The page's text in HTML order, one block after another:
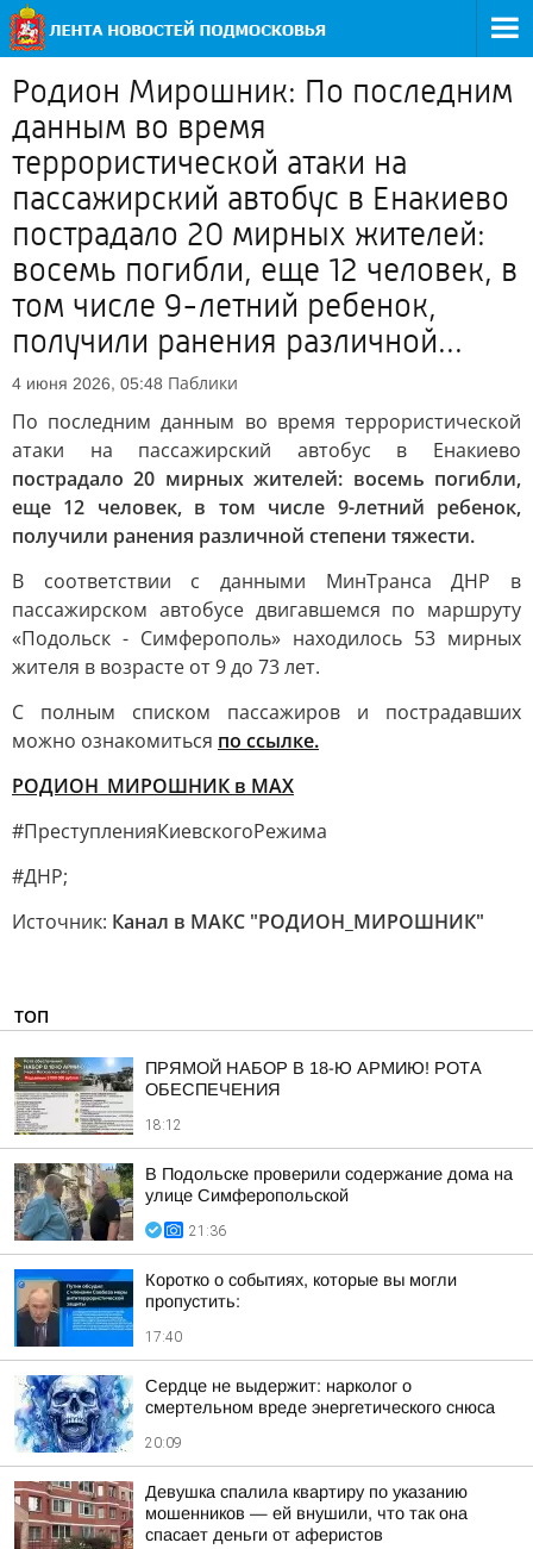
Родион Мирошник: По последним
данным во время
террористической атаки на
пассажирский автобус в Енакиево
пострадало 20 мирных жителей:
восемь погибли, еще 12 человек, в
том числе 9-летний ребенок,
получили ранения различной...
4 июня 2026, 05:48 Паблики
По последним данным во время террористической
атаки на пассажирский автобус в Енакиево
пострадало 20 мирных жителей: восемь погибли,
еще 12 человек, в том числе 9-летний ребенок,
получили ранения различной степени тяжести.
В соответствии с данными МинТранса ДНР в
пассажирском автобусе двигавшемся по маршруту
«Подольск - Симферополь» находилось 53 мирных
жителя в возрасте от 9 до 73 лет.
С полным списком пассажиров и пострадавших
можно ознакомиться по ссылке.
РОДИОН_МИРОШНИК в MAX
#ПреступленияКиевскогоРежима
#ДНР;
Источник: Канал в МАКС "РОДИОН_МИРОШНИК"
ТОП
ПРЯМОЙ НАБОР В 18-Ю АРМИЮ! РОТА
ОБЕСПЕЧЕНИЯ
18:12
В Подольске проверили содержание дома на
улице Симферопольской
21:36
Коротко о событиях, которые вы могли
пропустить:
17:40
Сердце не выдержит: нарколог о
смертельном вреде энергетического снюса
20:09
Девушка спалила квартиру по указанию
мошенников — ей внушили, что так она
спасает деньги от аферистов